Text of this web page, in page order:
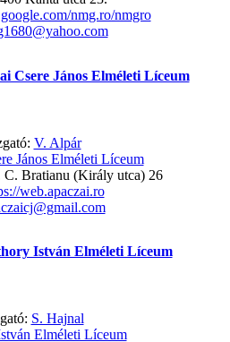
nmg.ro/nmgro
Csere János Elméleti Líceum
V. Alpár
C. Bratianu (Király utca) 26
web.apaczai.ro
István Elméleti Líceum
S. Hajnal